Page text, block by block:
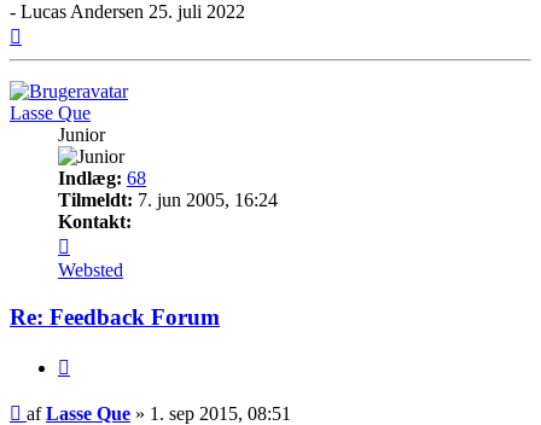
- Lucas Andersen 25. juli 2022
Lasse Que
Junior
Indlæg: 68
Tilmeldt: 7. jun 2005, 16:24
Kontakt:
Lasse
Que
Websted
Re: Feedback Forum
Indlæg
afLasse Que » 1. sep 2015, 08:51